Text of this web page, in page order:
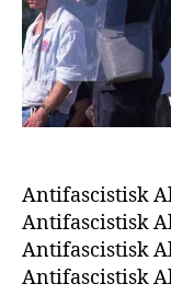
Antifascistisk
Antifascistisk
Antifascistisk
Antifascistisk